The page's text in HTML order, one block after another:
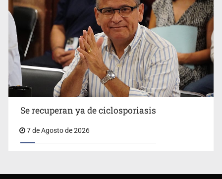
Se recuperan ya de ciclosporiasis
7 de Agosto de 2026